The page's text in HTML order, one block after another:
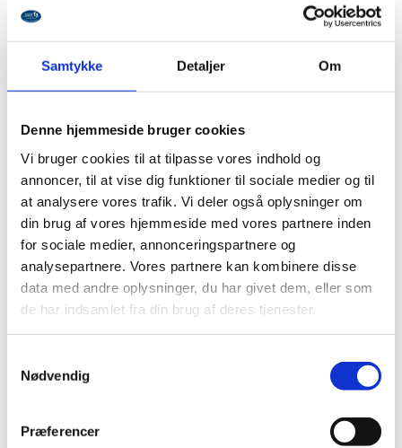
Samtykke Detaljer Om
Denne hjemmeside bruger cookies
Vi bruger cookies til at tilpasse vores indhold og
annoncer, til at vise dig funktioner til sociale medier og til
at analysere vores trafik. Vi deler også oplysninger om
din brug af vores hjemmeside med vores partnere inden
for sociale medier, annonceringspartnere og
analysepartnere. Vores partnere kan kombinere disse
data med andre oplysninger, du har givet dem, eller som
de har indsamlet fra din brug af deres tjenester.
Nødvendig
Præferencer
Workshops
Dine medlemsoplysninger
Forsikring
Kurser
Årsmøde & generalforsamling
Workshops
Fagbladet
Nyhedsbreve
Indkøbsaftaler
Webshop
SADF materialer
Dine medlemsoplysninger
Spørgsmål og svar
Forsikring
Foreningen SADF
Workshops